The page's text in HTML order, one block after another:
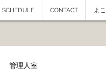
SCHEDULE CONTACT よ
管理人室